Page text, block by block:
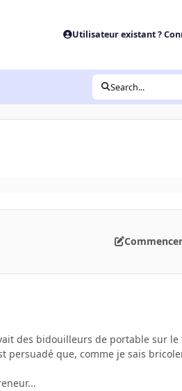
Utilisateur existant ?
Search...
des bidouilleurs de portable sur le
persuadé que, comme je sais